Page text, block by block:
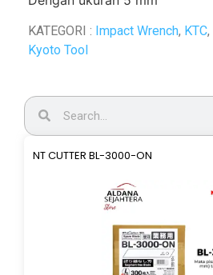
KATEGORI : Impact Wrench, KTC,
Kyoto Tool
NT CUTTER BL-3000-ON